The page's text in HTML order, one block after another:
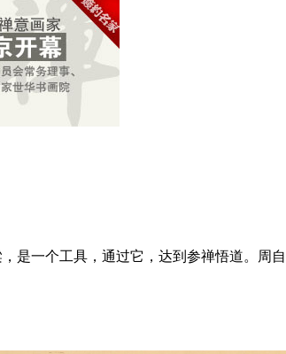
是一个工具，通过它，达到参禅悟道。周